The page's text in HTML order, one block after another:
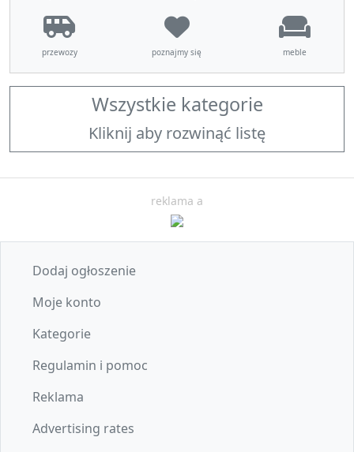
przewozy poznajmy się meble
Wszystkie kategorie
Kliknij aby rozwinąć listę
reklama a
Dodaj ogłoszenie
Moje konto
Kategorie
Regulamin i pomoc
Reklama
Advertising rates